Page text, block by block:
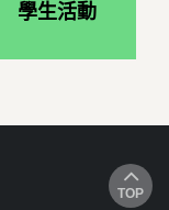
學生活動
TOP